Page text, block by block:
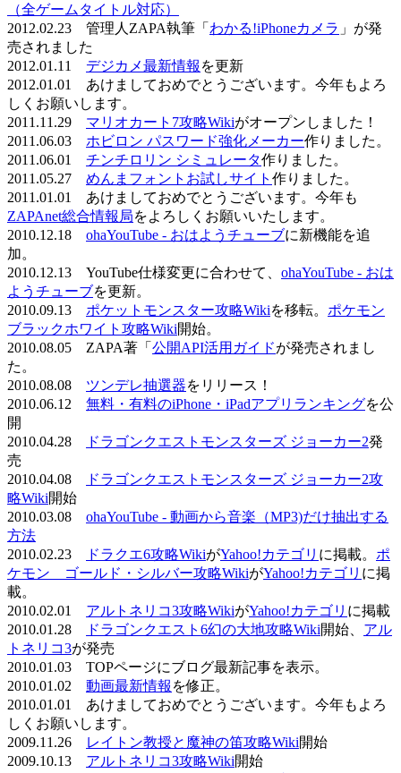
（全ゲームタイトル対応）
2012.02.23 管理人ZAPA執筆「 わかる!iPhoneカメラ 」が発
売されました
2012.01.11 デジカメ最新情報 を更新
2012.01.01 あけましておめでとうございます。今年もよろ
しくお願いします。
2011.11.29 マリオカート7攻略Wikiがオープンしました！
2011.06.03 ホビロン パスワード強化メーカー作りました。
2011.06.01 チンチロリン シミュレータ作りました。
2011.05.27 めんまフォントお試しサイト 作りました。
2011.01.01 あけましておめでとうございます。今年も
ZAPAnet総合情報局をよろしくお願いいたします。
2010.12.18 ohaYouTube - おはようチューブに新機能を追
加。
2010.12.13 YouTube仕様変更に合わせて、 ohaYouTube - おは
ようチューブを更新。
2010.09.13 ポケットモンスター攻略Wikiを移転。 ポケモン
ブラックホワイト攻略Wiki開始。
2010.08.05 ZAPA著「 公開API活用ガイドが発売されまし
た。
2010.08.08 ツンデレ抽選器をリリース！
2010.06.12 無料・有料のiPhone・iPadアプリランキングを公
開
2010.04.28
ドラゴンクエストモンスターズ ジョーカー2発
売
2010.04.08
ドラゴンクエストモンスターズ ジョーカー2攻
略Wiki開始
2010.03.08 ohaYouTube - 動画から音楽（MP3)だけ抽出する
方法
2010.02.23
ドラクエ6攻略WikiがYahoo!カテゴリ に掲載。 ポ
ケモン ゴールド・シルバー攻略WikiがYahoo!カテゴリ に掲
載。
2010.02.01 アルトネリコ3攻略WikiがYahoo!カテゴリ に掲載
2010.01.28
ドラゴンクエスト6幻の大地攻略Wiki開始、 アル
トネリコ3が発売
2010.01.03 TOPページにブログ最新記事を表示。
2010.01.02 動画最新情報 を修正。
2010.01.01 あけましておめでとうございます。今年もよろ
しくお願いします。
2009.11.26
レイトン教授と魔神の笛攻略Wiki開始
2009.10.13 アルトネリコ3攻略Wiki開始